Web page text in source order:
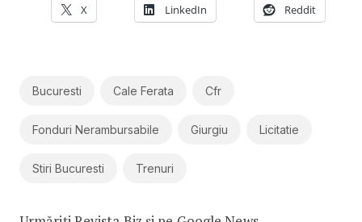
X LinkedIn Reddit
Bucuresti Cale Ferata Cfr
Fonduri Nerambursabile Giurgiu Licitatie
Stiri Bucuresti Trenuri